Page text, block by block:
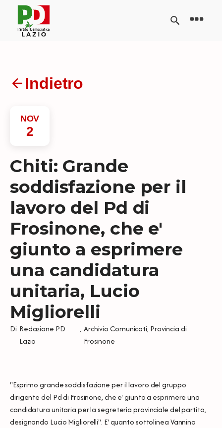
Indietro
NOV
2
Chiti: Grande
soddisfazione per il
lavoro del Pd di
Frosinone, che e'
giunto a esprimere
una candidatura
unitaria, Lucio
Migliorelli
Di Redazione PD
Lazio
, Archivio Comunicati, Provincia di
Frosinone
"Esprimo grande soddisfazione per il lavoro del gruppo
dirigente del Pd di Frosinone, che e' giunto a esprimere una
candidatura unitaria per la segreteria provinciale del partito,
designando Lucio Migliorelli". E' quanto sottolinea Vannino